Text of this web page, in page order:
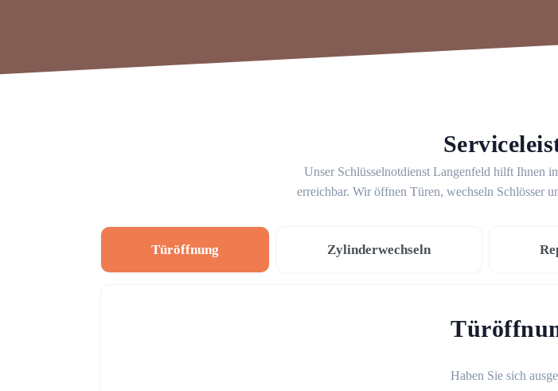
Unser Schlüsselnotdienst Langenfeld hilft Ihnen
erreichbar. Wir öffnen Türen, wechseln Schlösser
Türöffnung Zylinderwechseln
Haben Sie sich